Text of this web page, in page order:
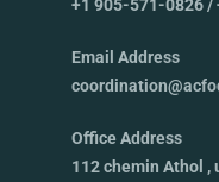
+1 905-571-0826 /
Email Address
Office Address
112 chemin Athol ,